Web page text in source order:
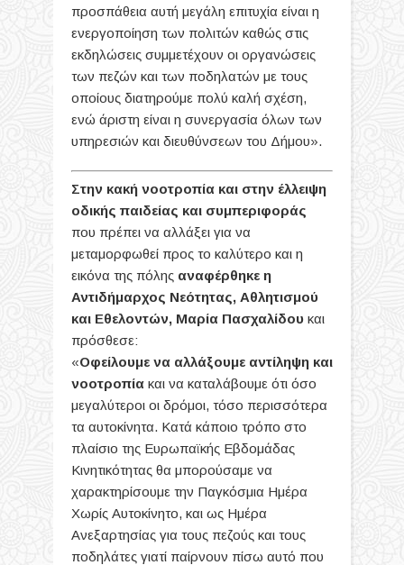
προσπάθεια αυτή μεγάλη επιτυχία είναι η
ενεργοποίηση των πολιτών καθώς στις
εκδηλώσεις συμμετέχουν οι οργανώσεις
των πεζών και των ποδηλατών με τους
οποίους διατηρούμε πολύ καλή σχέση,
ενώ άριστη είναι η συνεργασία όλων των
υπηρεσιών και διευθύνσεων του Δήμου».
Στην κακή νοοτροπία και στην έλλειψη
οδικής παιδείας και συμπεριφοράς
που πρέπει να αλλάξει για να
μεταμορφωθεί προς το καλύτερο και η
εικόνα της πόλης αναφέρθηκε η
Αντιδήμαρχος Νεότητας, Αθλητισμού
και Εθελοντών, Μαρία Πασχαλίδου και
πρόσθεσε:
«Οφείλουμε να αλλάξουμε αντίληψη και
νοοτροπία και να καταλάβουμε ότι όσο
μεγαλύτεροι οι δρόμοι, τόσο περισσότερα
τα αυτοκίνητα. Κατά κάποιο τρόπο στο
πλαίσιο της Ευρωπαϊκής Εβδομάδας
Κινητικότητας θα μπορούσαμε να
χαρακτηρίσουμε την Παγκόσμια Ημέρα
Χωρίς Αυτοκίνητο, και ως Ημέρα
Ανεξαρτησίας για τους πεζούς και τους
ποδηλάτες γιατί παίρνουν πίσω αυτό που